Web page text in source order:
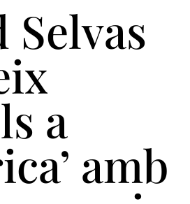
Selvas
a
amb